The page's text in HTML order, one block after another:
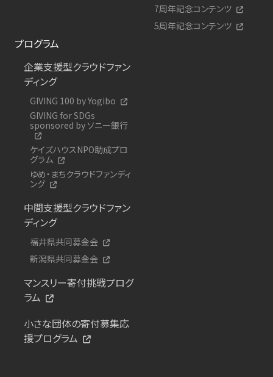
7周年記念コンテンツ
5周年記念コンテンツ
プログラム
企業支援型クラウドファン
ディング
GIVING 100 by Yogibo
GIVING for SDGs
sponsored by ソニー銀行
ケイズハウスNPO助成プロ
グラム
ゆめ・まちクラウドファンディ
ング
中間支援型クラウドファン
ディング
福井県共同募金会
新潟県共同募金会
マンスリー寄付挑戦プログ
ラム
小さな団体の寄付募集応
援プログラム